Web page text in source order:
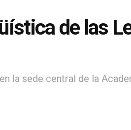
de las
la sede central de la